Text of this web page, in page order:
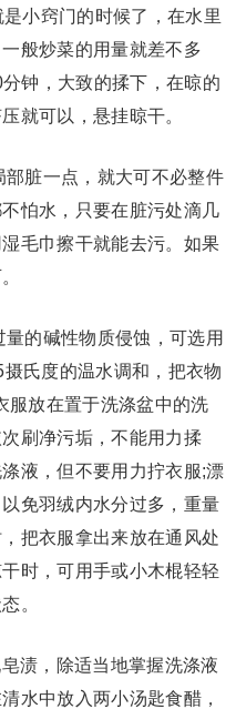
小窍门的时候了，在水里
般炒菜的用量就差不多
钟，大致的揉下，在晾的
就可以，悬挂晾干。
脏一点，就大可不必整件
怕水，只要在脏污处滴几
毛巾擦干就能去污。如果
的碱性物质侵蚀，可选用
氏度的温水调和，把衣物
服放在置于洗涤盆中的洗
刷净污垢，不能用力揉
液，但不要用力拧衣服;漂
免羽绒内水分过多，重量
把衣服拿出来放在通风处
时，可用手或小木棍轻轻
。
渍，除适当地掌握洗涤液
水中放入两小汤匙食醋，